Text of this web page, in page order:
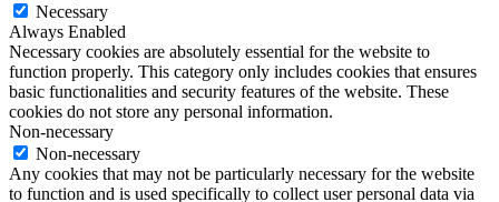
Necessary
Always Enabled
Necessary cookies are absolutely essential for the website to
function properly. This category only includes cookies that ensures
basic functionalities and security features of the website. These
cookies do not store any personal information.
Non-necessary
Non-necessary
Any cookies that may not be particularly necessary for the website
to function and is used specifically to collect user personal data via